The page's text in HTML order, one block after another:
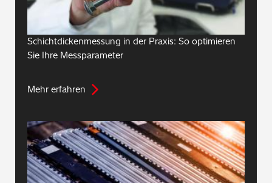
Schichtdickenmessung in der Praxis: So optimieren
Sie Ihre Messparameter
Mehr erfahren